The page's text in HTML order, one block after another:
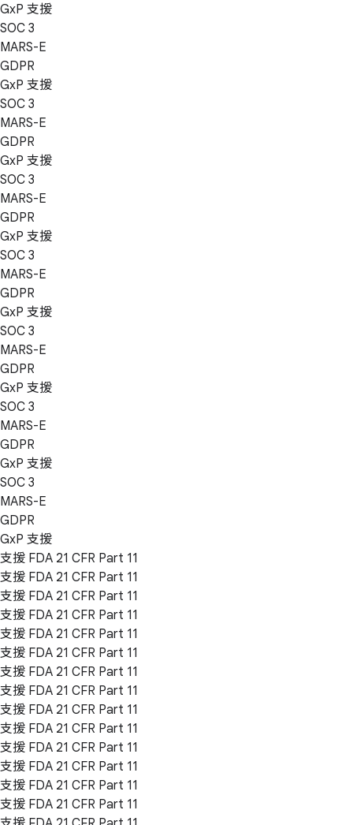
GxP 支援
SOC 3
MARS-E
GDPR
GxP 支援
SOC 3
MARS-E
GDPR
GxP 支援
SOC 3
MARS-E
GDPR
GxP 支援
SOC 3
MARS-E
GDPR
GxP 支援
SOC 3
MARS-E
GDPR
GxP 支援
SOC 3
MARS-E
GDPR
GxP 支援
SOC 3
MARS-E
GDPR
GxP 支援
支援 FDA 21 CFR Part 11
支援 FDA 21 CFR Part 11
支援 FDA 21 CFR Part 11
支援 FDA 21 CFR Part 11
支援 FDA 21 CFR Part 11
支援 FDA 21 CFR Part 11
支援 FDA 21 CFR Part 11
支援 FDA 21 CFR Part 11
支援 FDA 21 CFR Part 11
支援 FDA 21 CFR Part 11
支援 FDA 21 CFR Part 11
支援 FDA 21 CFR Part 11
支援 FDA 21 CFR Part 11
支援 FDA 21 CFR Part 11